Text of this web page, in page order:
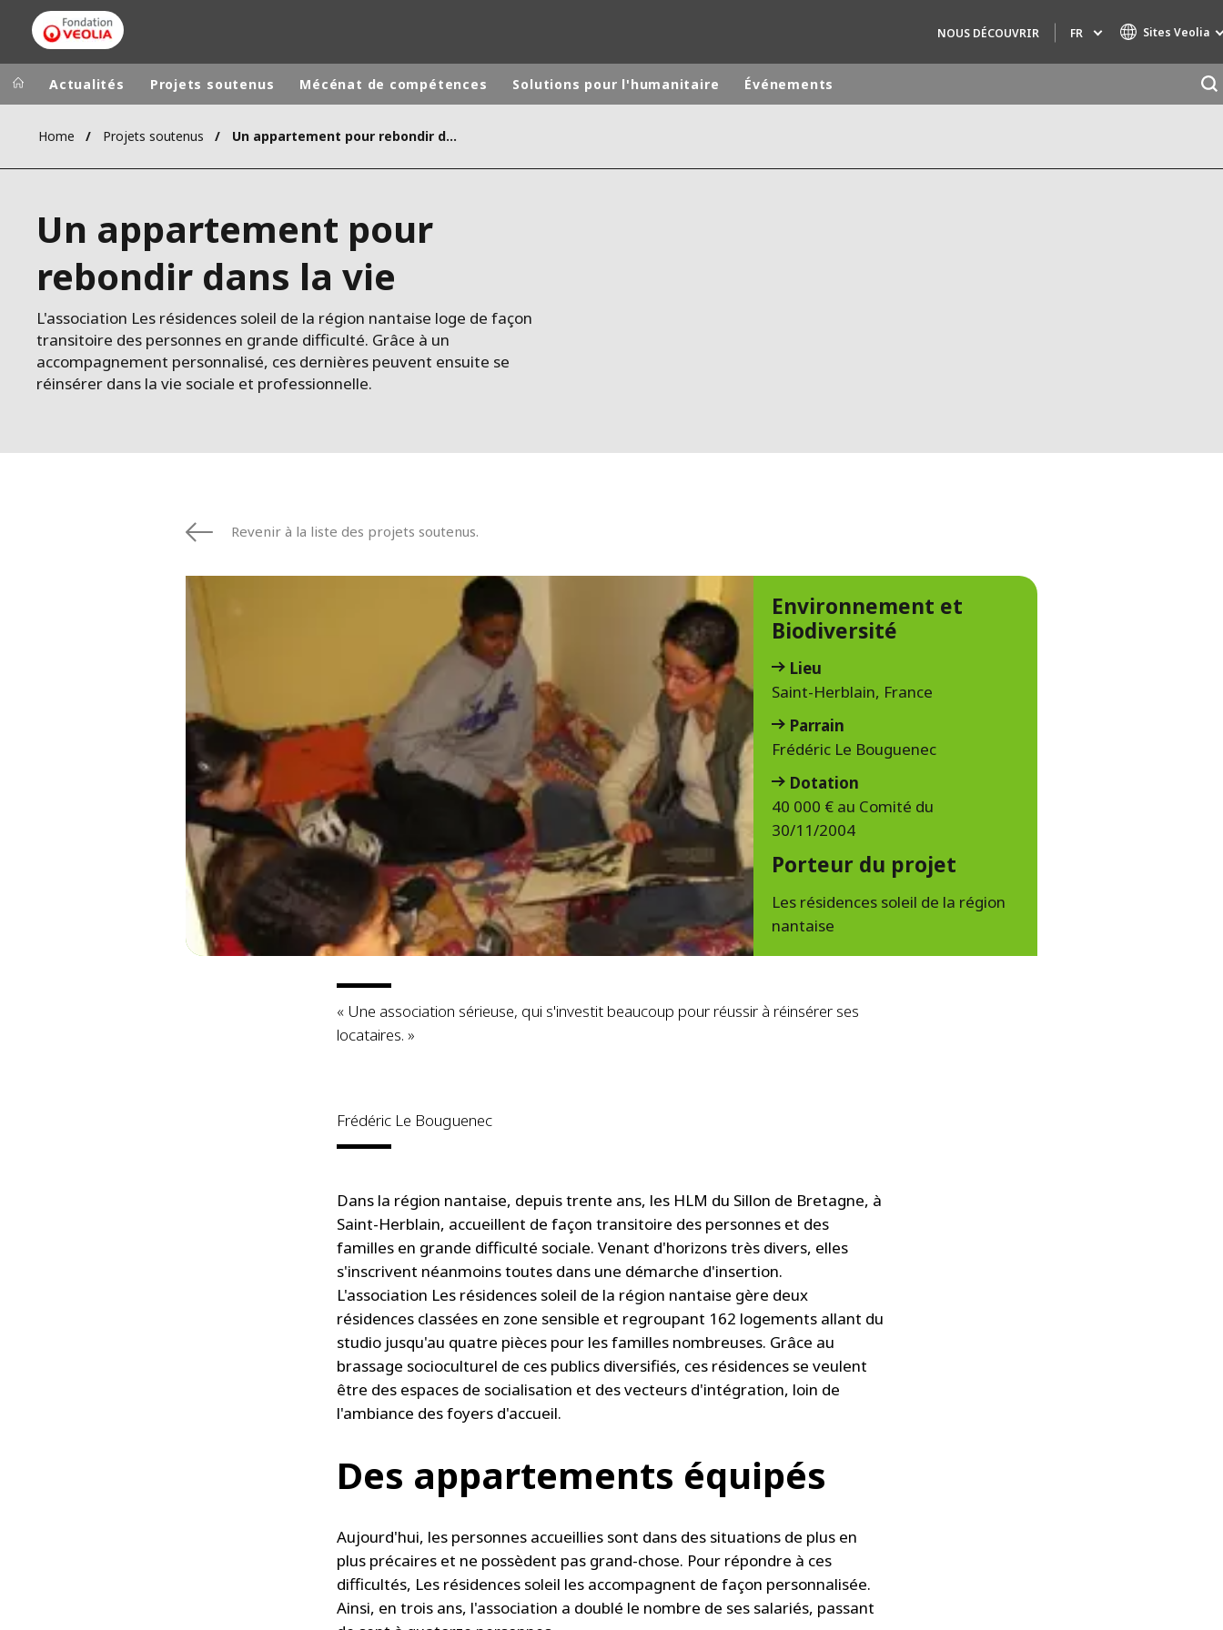
NOUS DÉCOUVRIR FR Sites Veolia
Groupe Veolia
CAMPUS
FONDATION
INSTITUT
Dans le monde
AMÉRIQUE DU NORD
AMÉRIQUE LATINE
Actualités Projets soutenus Mécénat de compétences Solutions pour l'humanitaire Événements
Home Projets soutenus Un appartement pour rebondir dans la vie
Un appartement pour
rebondir dans la vie
L'association Les résidences soleil de la région nantaise loge de façon
transitoire des personnes en grande difficulté. Grâce à un
accompagnement personnalisé, ces dernières peuvent ensuite se
réinsérer dans la vie sociale et professionnelle.
Revenir à la liste des projets soutenus.
Environnement et
Biodiversité
Lieu
Saint-Herblain, France
Parrain
Frédéric Le Bouguenec
Dotation
40 000 € au Comité du
30/11/2004
Porteur du projet
Les résidences soleil de la région
nantaise
« Une association sérieuse, qui s'investit beaucoup pour réussir à réinsérer ses
locataires. »
Frédéric Le Bouguenec
Dans la région nantaise, depuis trente ans, les HLM du Sillon de Bretagne, à
Saint-Herblain, accueillent de façon transitoire des personnes et des
familles en grande difficulté sociale. Venant d'horizons très divers, elles
s'inscrivent néanmoins toutes dans une démarche d'insertion.
L'association Les résidences soleil de la région nantaise gère deux
résidences classées en zone sensible et regroupant 162 logements allant du
studio jusqu'au quatre pièces pour les familles nombreuses. Grâce au
brassage socioculturel de ces publics diversifiés, ces résidences se veulent
être des espaces de socialisation et des vecteurs d'intégration, loin de
l'ambiance des foyers d'accueil.
Des appartements équipés
Aujourd'hui, les personnes accueillies sont dans des situations de plus en
plus précaires et ne possèdent pas grand-chose. Pour répondre à ces
difficultés, Les résidences soleil les accompagnent de façon personnalisée.
Ainsi, en trois ans, l'association a doublé le nombre de ses salariés, passant